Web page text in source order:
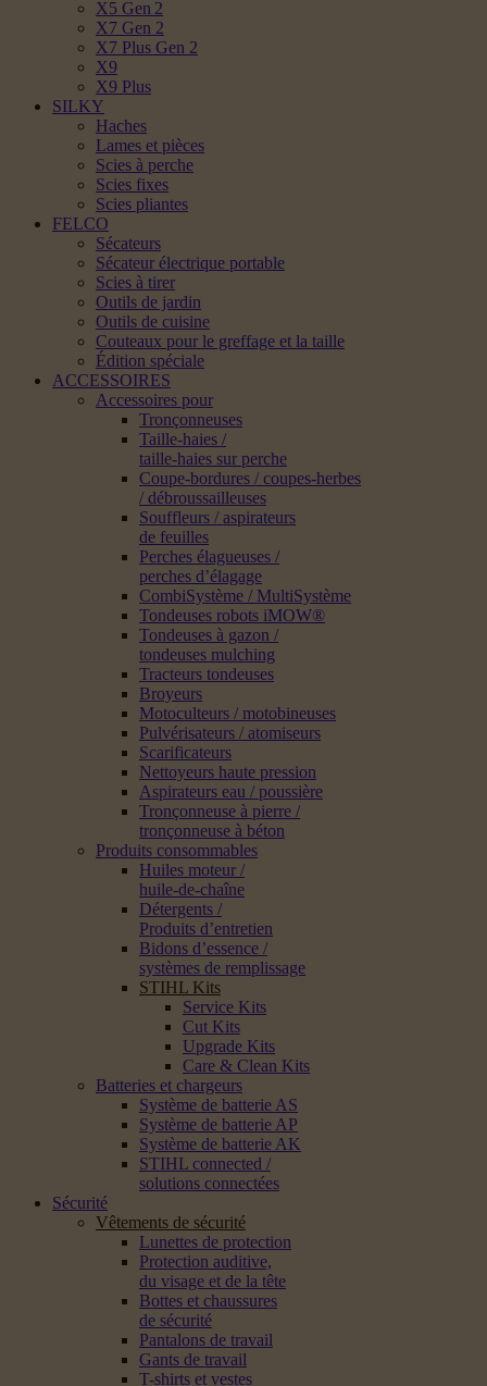
X5 Gen 2
X7 Gen 2
X7 Plus Gen 2
X9
X9 Plus
SILKY
Haches
Lames et pièces
Scies à perche
Scies fixes
Scies pliantes
FELCO
Sécateurs
Sécateur électrique portable
Scies à tirer
Outils de jardin
Outils de cuisine
Couteaux pour le greffage et la taille
Édition spéciale
ACCESSOIRES
Accessoires pour
Tronçonneuses
Taille-haies /
taille-haies sur perche
Coupe-bordures / coupes-herbes
/ débroussailleuses
Souffleurs / aspirateurs
de feuilles
Perches élagueuses /
perches d’élagage
CombiSystème / MultiSystème
Tondeuses robots iMOW®
Tondeuses à gazon /
tondeuses mulching
Tracteurs tondeuses
Broyeurs
Motoculteurs / motobineuses
Pulvérisateurs / atomiseurs
Scarificateurs
Nettoyeurs haute pression
Aspirateurs eau / poussière
Tronçonneuse à pierre /
tronçonneuse à béton
Produits consommables
Huiles moteur /
huile-de-chaîne
Détergents /
Produits d’entretien
Bidons d’essence /
systèmes de remplissage
STIHL Kits
Service Kits
Cut Kits
Upgrade Kits
Care & Clean Kits
Batteries et chargeurs
Système de batterie AS
Système de batterie AP
Système de batterie AK
STIHL connected /
solutions connectées
Sécurité
Vêtements de sécurité
Lunettes de protection
Protection auditive,
du visage et de la tête
Bottes et chaussures
de sécurité
Pantalons de travail
Gants de travail
T-shirts et vestes